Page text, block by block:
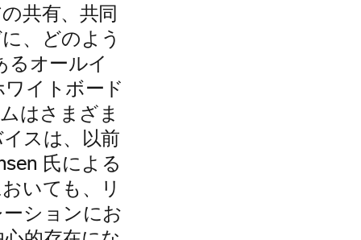
共有、共同
、どのよう
るオールイ
イトボード
はさまざま
スは、以前
氏による
いても、リ
ションにお